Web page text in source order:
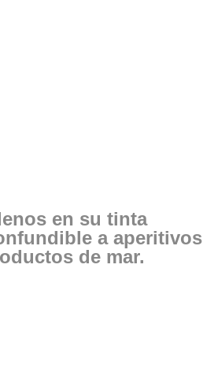
en su tinta
a aperitivos
de mar.